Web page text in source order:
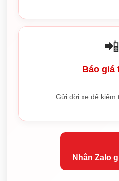
📲
Báo giá
Gửi đời xe để kiểm
Nhắn Zalo